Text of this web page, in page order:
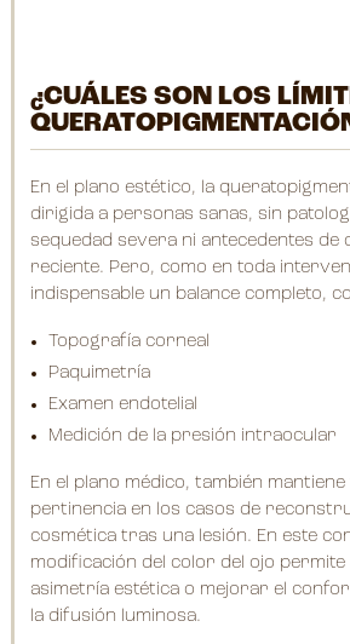
¿CUÁLES SON LOS
En el plano estético, la
dirigida a personas sanas, sin
sequedad severa ni antecedentes
reciente. Pero, como en toda
indispensable un balance completo,
Topografía corneal
Paquimetría
Examen endotelial
Medición de la presión intraocular
En el plano médico, también
pertinencia en los casos de
cosmética tras una lesión. En este
modificación del color del ojo
asimetría estética o mejorar el
la difusión luminosa.